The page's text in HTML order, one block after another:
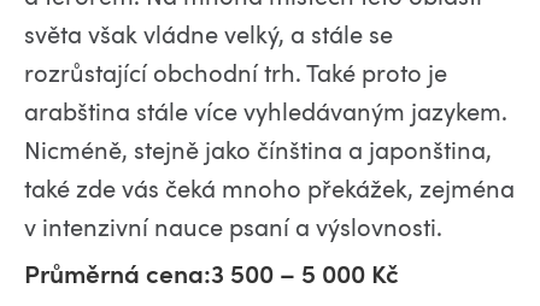
světa však vládne velký, a stále se
rozrůstající obchodní trh. Také proto je
arabština stále více vyhledávaným jazykem.
Nicméně, stejně jako čínština a japonština,
také zde vás čeká mnoho překážek, zejména
v intenzivní nauce psaní a výslovnosti.
Průměrná cena:3 500 – 5 000 Kč